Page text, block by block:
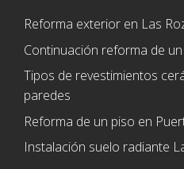
Reforma exterior en Las
Continuación reforma de
Tipos de revestimientos
paredes
Reforma de un piso en
Instalación suelo radiante